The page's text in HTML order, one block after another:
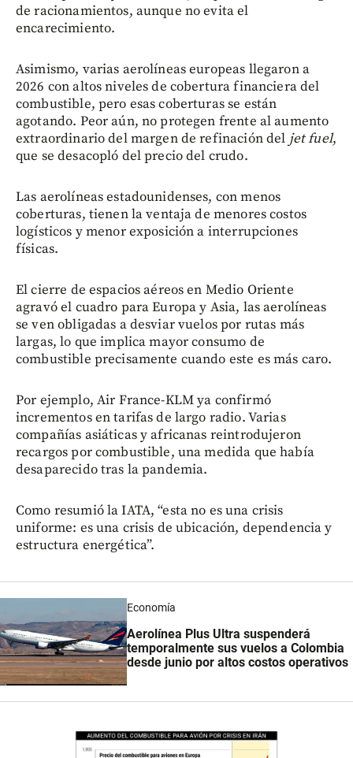
de racionamientos, aunque no evita el
encarecimiento.
Asimismo, varias aerolíneas europeas llegaron a
2026 con altos niveles de cobertura financiera del
combustible, pero esas coberturas se están
agotando. Peor aún, no protegen frente al aumento
extraordinario del margen de refinación del jet fuel,
que se desacopló del precio del crudo.
Las aerolíneas estadounidenses, con menos
coberturas, tienen la ventaja de menores costos
logísticos y menor exposición a interrupciones
físicas.
El cierre de espacios aéreos en Medio Oriente
agravó el cuadro para Europa y Asia, las aerolíneas
se ven obligadas a desviar vuelos por rutas más
largas, lo que implica mayor consumo de
combustible precisamente cuando este es más caro.
Por ejemplo, Air France-KLM ya confirmó
incrementos en tarifas de largo radio. Varias
compañías asiáticas y africanas reintrodujeron
recargos por combustible, una medida que había
desaparecido tras la pandemia.
Como resumió la IATA, “esta no es una crisis
uniforme: es una crisis de ubicación, dependencia y
estructura energética”.
Economía
Aerolínea Plus Ultra suspenderá
temporalmente sus vuelos a Colombia
desde junio por altos costos operativos